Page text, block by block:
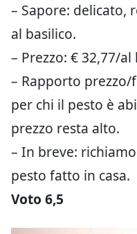
– Sapore: delicato,
al basilico.
– Prezzo: € 32,77/
– Rapporto
per chi il pesto è
prezzo resta alto.
– In breve:
pesto fatto in casa.
Voto 6,5